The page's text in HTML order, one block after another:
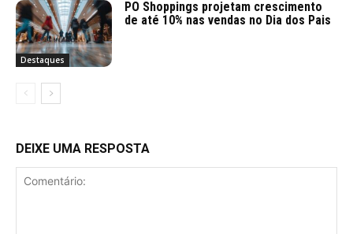
Destaques
PO Shoppings projetam crescimento
de até 10% nas vendas no Dia dos Pais
DEIXE UMA RESPOSTA